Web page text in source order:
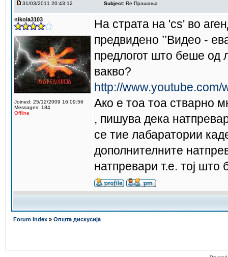
31/03/2011 20:43:12 Subject: Re:Прашања
nikola3103
Joined: 25/12/2009 16:09:56
Messages: 184
Offline
На страта на 'cs' во
предвидено ’’Видео -
предлогот што беше од
вакво?
http://www.youtube.com/
Ако е тоа тоа стварно
, пишува дека
се тие лабаратории
дополнителните
натпревари т.е. тој
Forum Index » Општа дискусија